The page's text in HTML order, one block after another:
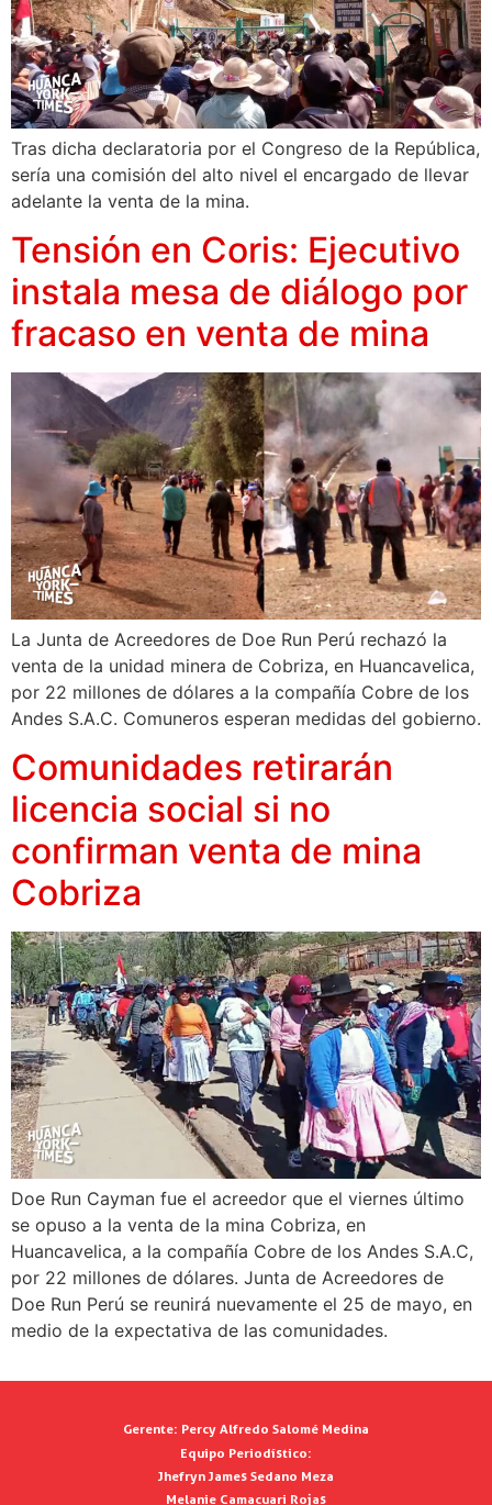
Tras dicha declaratoria por el Congreso de la República,
sería una comisión del alto nivel el encargado de llevar
adelante la venta de la mina.
Tensión en Coris: Ejecutivo
instala mesa de diálogo por
fracaso en venta de mina
La Junta de Acreedores de Doe Run Perú rechazó la
venta de la unidad minera de Cobriza, en Huancavelica,
por 22 millones de dólares a la compañía Cobre de los
Andes S.A.C. Comuneros esperan medidas del gobierno.
Comunidades retirarán
licencia social si no
confirman venta de mina
Cobriza
Doe Run Cayman fue el acreedor que el viernes último
se opuso a la venta de la mina Cobriza, en
Huancavelica, a la compañía Cobre de los Andes S.A.C,
por 22 millones de dólares. Junta de Acreedores de
Doe Run Perú se reunirá nuevamente el 25 de mayo, en
medio de la expectativa de las comunidades.
Gerente: Percy Alfredo Salomé Medina
Equipo Periodístico:
Jhefryn James Sedano Meza
Melanie Camacuari Rojas